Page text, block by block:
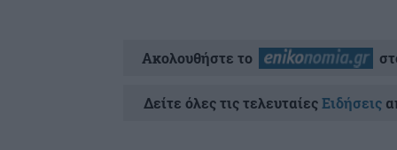
Ακολουθήστε το
Δείτε όλες τις τελευταίεςΕιδήσεις